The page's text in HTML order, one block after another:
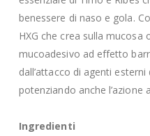
benessere di naso e gola.
HXG che crea sulla
mucoadesivo ad effetto
dall’attacco di agenti
potenziando anche l’azione
Ingredienti